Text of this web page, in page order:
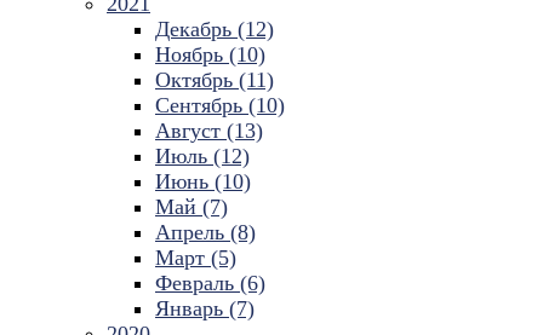
Декабрь (12)
Ноябрь (10)
Октябрь (11)
Сентябрь (10)
Август (13)
Июль (12)
Июнь (10)
Май (7)
Апрель (8)
Март (5)
Февраль (6)
Январь (7)